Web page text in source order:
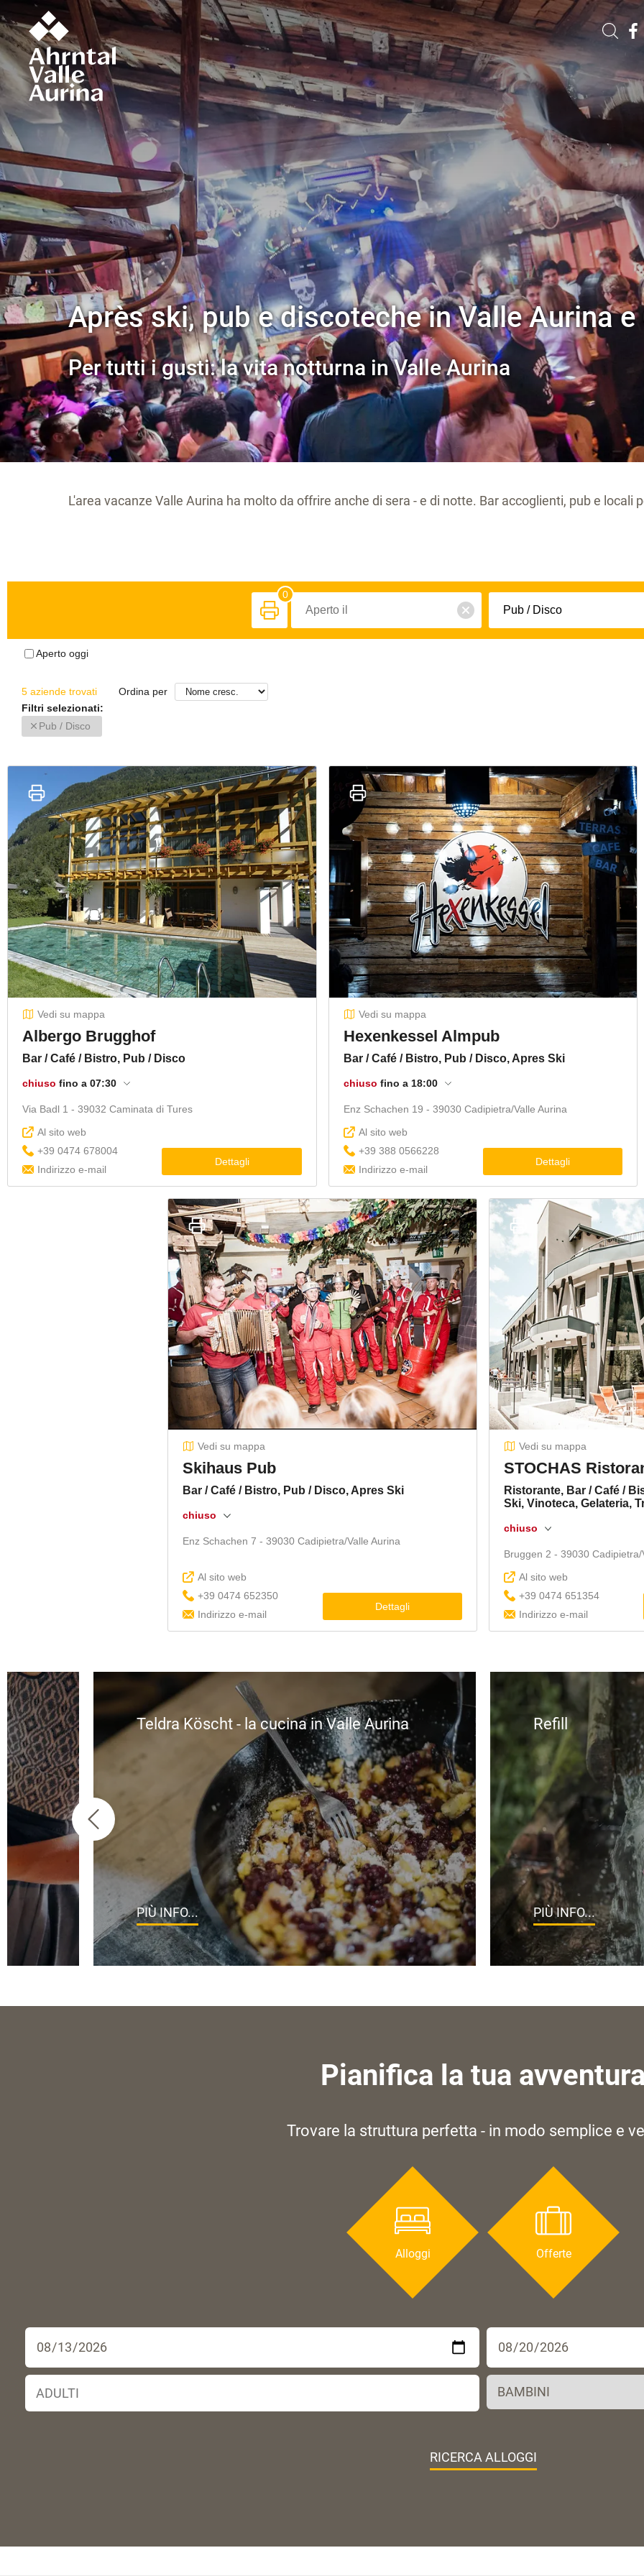
Après ski, pub e discoteche in Valle Aurina e
Per tutti i gusti: la vita notturna in Valle Aurina
L'area vacanze Valle Aurina ha molto da offrire anche di sera - e di notte. Bar accoglienti, pub e locali
Teldra Köscht - la cucina in Valle Aurina
PIÙ INFO...
Refill
PIÙ INFO...
Pianifica la tua avventura
Trovare la struttura perfetta - in modo semplice e
Alloggi Offerte
RICERCA ALLOGGI